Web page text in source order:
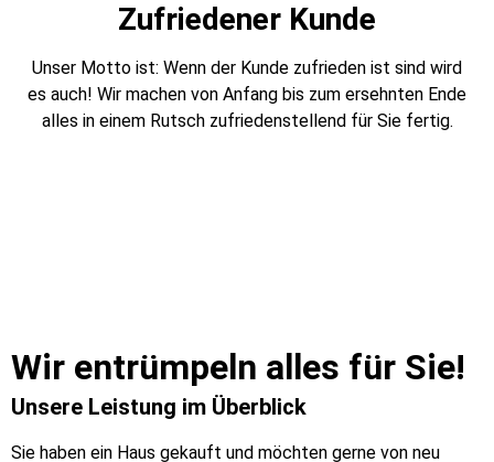
Zufriedener Kunde
Unser Motto ist: Wenn der Kunde zufrieden ist sind wird
es auch! Wir machen von Anfang bis zum ersehnten Ende
alles in einem Rutsch zufriedenstellend für Sie fertig.
Wir entrümpeln alles für Sie!
Unsere Leistung im Überblick
Sie haben ein Haus gekauft und möchten gerne von neu